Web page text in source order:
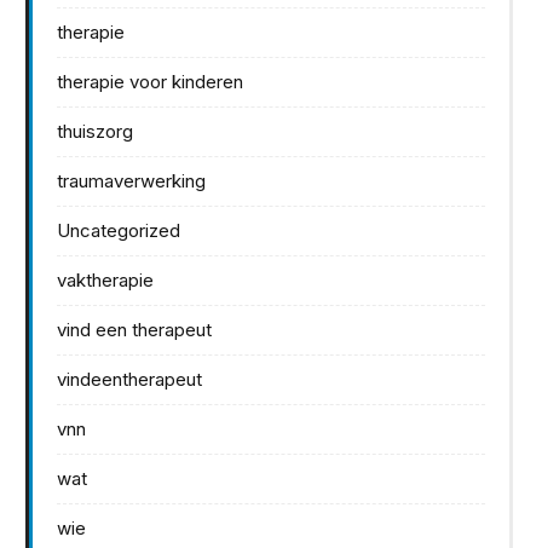
therapie
therapie voor kinderen
thuiszorg
traumaverwerking
Uncategorized
vaktherapie
vind een therapeut
vindeentherapeut
vnn
wat
wie